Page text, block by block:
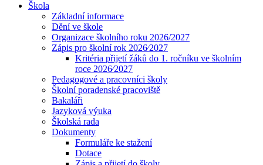
Škola
Základní informace
Dění ve škole
Organizace školního roku 2026/2027
Zápis pro školní rok 2026⁄2027
Kritéria přijetí žáků do 1. ročníku ve školním
roce 2026⁄2027
Pedagogové a pracovníci školy
Školní poradenské pracoviště
Bakaláři
Jazyková výuka
Školská rada
Dokumenty
Formuláře ke stažení
Dotace